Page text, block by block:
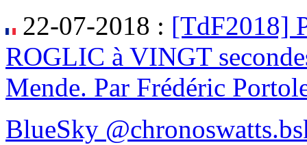
22-07-2018 : [TdF2018]
ROGLIC à VINGT
Mende. Par Frédéric
BlueSky